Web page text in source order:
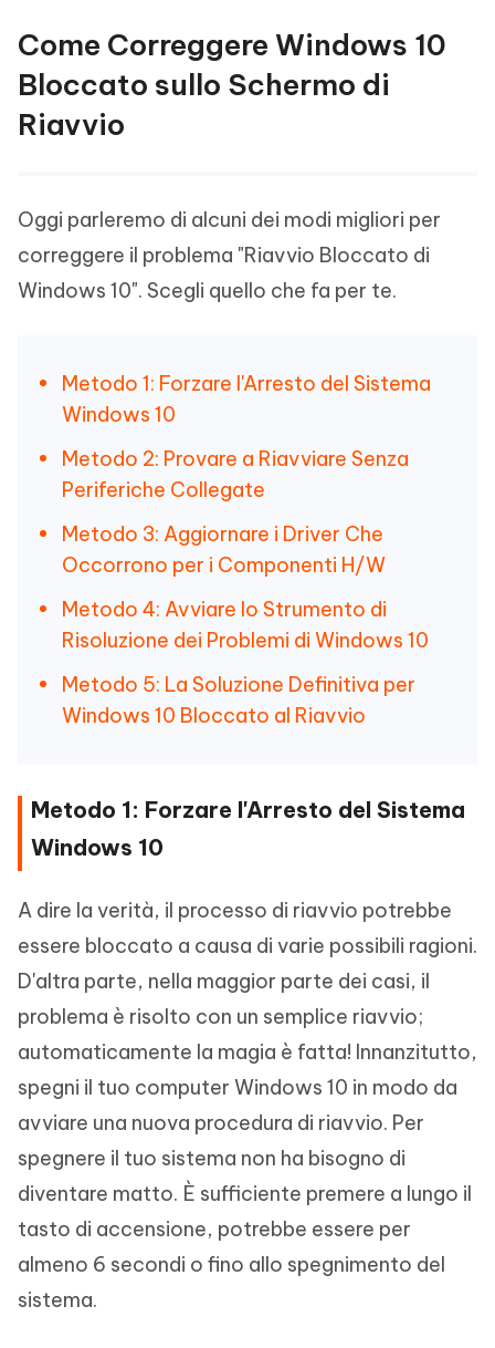
Come Correggere Windows 10
Bloccato sullo Schermo di
Riavvio
Oggi parleremo di alcuni dei modi migliori per
correggere il problema "Riavvio Bloccato di
Windows 10". Scegli quello che fa per te.
Metodo 1: Forzare l'Arresto del Sistema
Windows 10
Metodo 2: Provare a Riavviare Senza
Periferiche Collegate
Metodo 3: Aggiornare i Driver Che
Occorrono per i Componenti H/W
Metodo 4: Avviare lo Strumento di
Risoluzione dei Problemi di Windows 10
Metodo 5: La Soluzione Definitiva per
Windows 10 Bloccato al Riavvio
Metodo 1: Forzare l'Arresto del Sistema
Windows 10
A dire la verità, il processo di riavvio potrebbe
essere bloccato a causa di varie possibili ragioni.
D'altra parte, nella maggior parte dei casi, il
problema è risolto con un semplice riavvio;
automaticamente la magia è fatta! Innanzitutto,
spegni il tuo computer Windows 10 in modo da
avviare una nuova procedura di riavvio. Per
spegnere il tuo sistema non ha bisogno di
diventare matto. È sufficiente premere a lungo il
tasto di accensione, potrebbe essere per
almeno 6 secondi o fino allo spegnimento del
sistema.